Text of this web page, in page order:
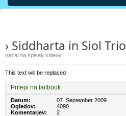
› Siddharta in Siol Trio
nazaj na spisek videov
This text will be replaced
Prilepi na failbook
Datum:
07. September 2009
Ogledov:
4090
Komentarjev:
2